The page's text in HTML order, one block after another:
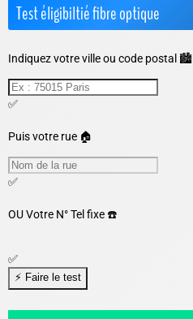
Test éligibiltié fibre optique
Indiquez votre ville ou code postal 🏙️
✅
Puis votre rue 🏠
✅
OUVotre N° Tel fixe ☎️
✅